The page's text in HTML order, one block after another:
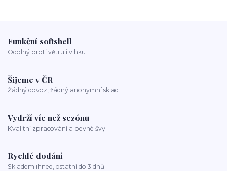
Funkční softshell
Odolný proti větru i vlhku
Šijeme v ČR
Žádný dovoz, žádný anonymní sklad
Vydrží víc než sezónu
Kvalitní zpracování a pevné švy
Rychlé dodání
Skladem ihned, ostatní do 3 dnů